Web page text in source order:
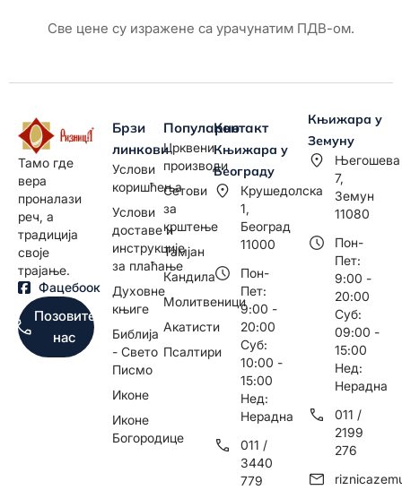
Све цене су изражене са урачунатим ПДВ-ом.
Тамо где
вера
проналази
реч, а
традиција
своје
трајање.
Фацебоок
Позовите
нас
Брзи
линкови
Услови
коришћења
Услови
доставе и
инструкције
за плаћање
Духовне
књиге
Библија
- Свето
Писмо
Иконе
Иконе
Богородице
Популарно
Црквени
производи
Сетови
за
крштење
Тамјан
Кандила
Молитвеници
Акатисти
Псалтири
Контакт
Књижара у
Београду
Крушедолска
1,
Београд
11000
Пон-
Пет:
9:00 -
20:00
Суб:
10:00 -
15:00
Нед:
Нерадна
011 /
3440
779
Књижара у
Земуну
Његошева
7,
Земун
11080
Пон-
Пет:
9:00 -
20:00
Суб:
09:00 -
15:00
Нед:
Нерадна
011 /
2199
276